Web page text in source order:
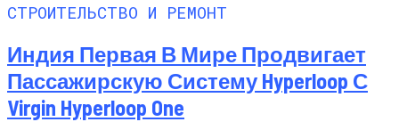
СТРОИТЕЛЬСТВО И РЕМОНТ
Индия Первая В Мире Продвигает
Пассажирскую Систему Hyperloop С
Virgin Hyperloop One